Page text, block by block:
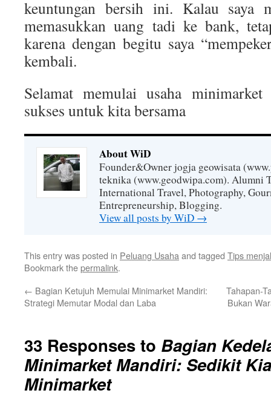
keuntungan bersih ini. Kalau saya
memasukkan uang tadi ke bank,
karena dengan begitu saya
kembali.
Selamat memulai usaha
sukses untuk kita bersama
About WiD
Founder&Owner jogja geowisata
teknika (www.geodwipa.com). Alumni
International Travel, Photography,
Entrepreneurship, Blogging.
View all posts by WiD →
This entry was posted in Peluang Usaha and tagged Tips
Bookmark thepermalink.
← Bagian Ketujuh Memulai Minimarket Mandiri:
Strategi Memutar Modal dan Laba
Tahapan-
Bukan
33 Responses to Bagian
Minimarket Mandiri: Sedikit
Minimarket